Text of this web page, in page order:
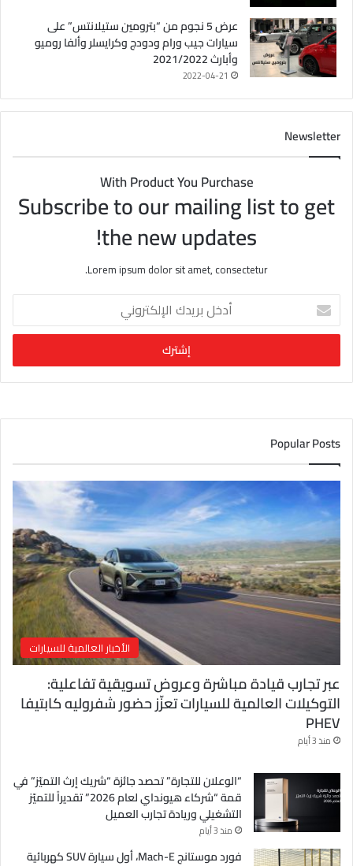
عرض 5 نجوم من “بترومين ستيلانتس” على
سيارات جيب ورام ودودج وكرايسلر وألفا روميو
وأبارث 2021/2022
2022-04-21
Newsletter
With Product You Purchase
Subscribe to our mailing list to get
the new updates!
Lorem ipsum dolor sit amet, consectetur.
خ
ب
ر
د
ا
ل
إ
ل
ك
ت
ر
و
ن
ي
Popular Posts
الأخبار العالمية للسيارات
عبر تجارب قيادة مباشرة وعروض تسويقية تفاعلية:
التوكيلات العالمية للسيارات تعزّز حضور شفروليه كابتيفا
PHEV
منذ 3 أيام
“الوعلان للتجارة” تحصد جائزة “شريك إرث التميّز” في
قمة “شركاء هيونداي لعام 2026” تقديراً للتميّز
التشغيلي وريادة تجارب العميل
منذ 3 أيام
فورد موستانج Mach-E، أول سيارة SUV كهربائية